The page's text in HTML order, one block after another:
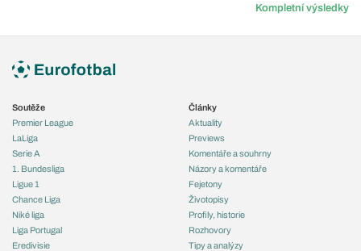
Kompletní výsledky
Soutěže
Premier League
LaLiga
Serie A
1. Bundesliga
Ligue 1
Chance Liga
Niké liga
Liga Portugal
Eredivisie
Články
Aktuality
Previews
Komentáře a souhrny
Názory a komentáře
Fejetony
Životopisy
Profily, historie
Rozhovory
Tipy a analýzy